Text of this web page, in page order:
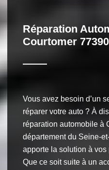
Réparation
Courtomer 77390
Vous avez besoin d’un
réparer votre auto ? À
réparation automobile à
département du Seine-
apporte la solution à
Que ce soit suite à un